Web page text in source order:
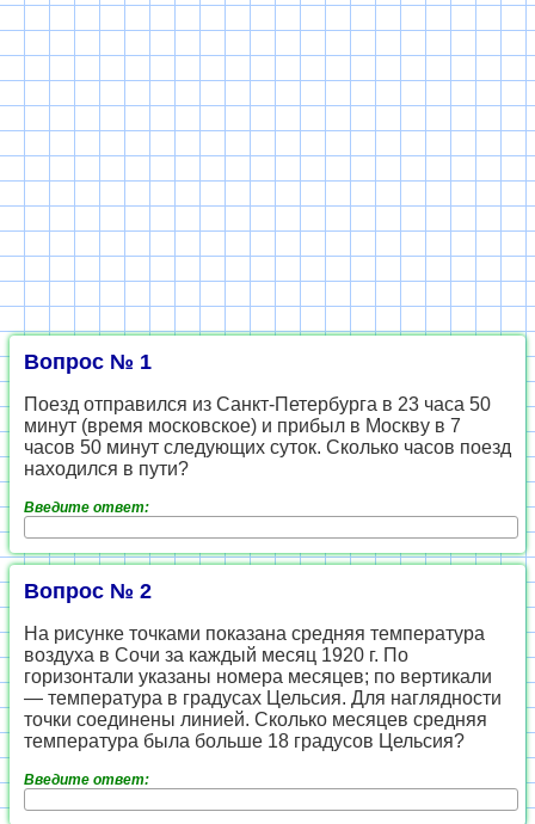
Вопрос № 1
Поезд отправился из Санкт-Петербурга в 23 часа 50
минут (время московское) и прибыл в Москву в 7
часов 50 минут следующих суток. Сколько часов поезд
находился в пути?
Введите ответ:
Вопрос № 2
На рисунке точками показана средняя температура
воздуха в Сочи за каждый месяц 1920 г. По
горизонтали указаны номера месяцев; по вертикали
— температура в градусах Цельсия. Для наглядности
точки соединены линией. Сколько месяцев средняя
температура была больше 18 градусов Цельсия?
Введите ответ: